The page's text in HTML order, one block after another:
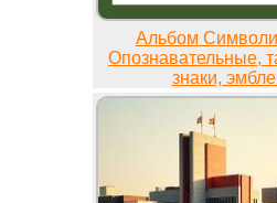
Альбом
Опознавательные,
знаки,